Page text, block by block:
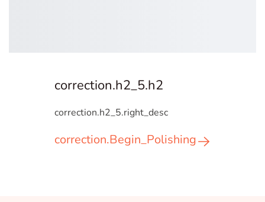
correction.h2_5.h2
correction.h2_5.right_desc
correction.Begin_Polishing